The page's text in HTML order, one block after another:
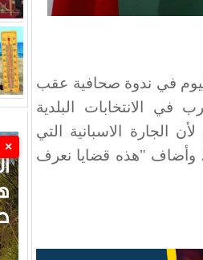
في ندوة صحافية عقب
الانتخابات البلدية
الجارة الاسبانية التي
وأضاف "هذه قضايا نعرف
×